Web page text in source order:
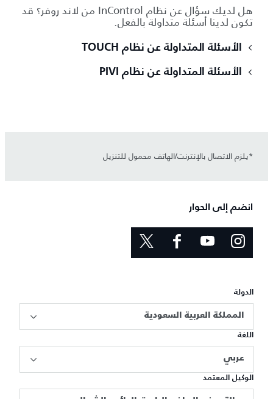
هل لديك سؤال عن نظام InControl من لاند روفر؟ قد
تكون لدينا أسئلة متداولة بالفعل.
الأسئلة المتداولة عن نظام TOUCH
الأسئلة المتداولة عن نظام PIVI
*يلزم الاتصال بالإنترنت/الهاتف محمول للتنزيل
انضم إلى الحوار
الدولة
المملكة العربية السعودية
اللغة
عربي
الوكيل المعتمد